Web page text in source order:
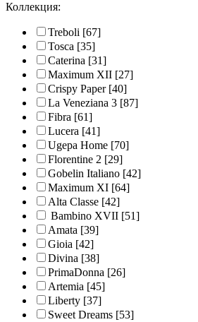
Коллекция:
Treboli [67]
Tosca [35]
Caterina [31]
Maximum XII [27]
Crispy Paper [40]
La Veneziana 3 [87]
Fibra [61]
Lucera [41]
Ugepa Home [70]
Florentine 2 [29]
Gobelin Italiano [42]
Maximum XI [64]
Alta Classe [42]
Bambino XVII [51]
Amata [39]
Gioia [42]
Divina [38]
PrimaDonna [26]
Artemia [45]
Liberty [37]
Sweet Dreams [53]